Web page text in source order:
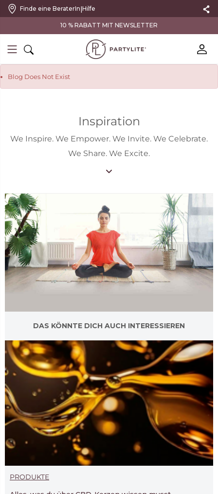
Finde eine BeraterIn|Hilfe
VERSANDKOSTENFREI AB 100 €
Blog Does Not Exist
Inspiration
We Inspire. We Empower. We Invite. We Celebrate.
We Share. We Excite.
DAS KÖNNTE DICH AUCH INTERESSIEREN
PRODUKTE